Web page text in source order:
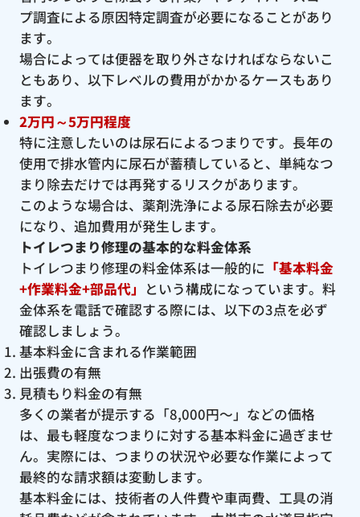
プ調査による原因特定調査が必要になることがあり
ます。
場合によっては便器を取り外さなければならないこ
ともあり、以下レベルの費用がかかるケースもあり
ます。
2万円～5万円程度
特に注意したいのは尿石によるつまりです。長年の
使用で排水管内に尿石が蓄積していると、単純なつ
まり除去だけでは再発するリスクがあります。
このような場合は、薬剤洗浄による尿石除去が必要
になり、追加費用が発生します。
トイレつまり修理の基本的な料金体系
トイレつまり修理の料金体系は一般的に 「基本料金
+作業料金+部品代」 という構成になっています。料
金体系を電話で確認する際には、以下の3点を必ず
確認しましょう。
基本料金に含まれる作業範囲
出張費の有無
見積もり料金の有無
多くの業者が提示する「8,000円〜」などの価格
は、最も軽度なつまりに対する基本料金に過ぎませ
ん。実際には、つまりの状況や必要な作業によって
最終的な請求額は変動します。
基本料金には、技術者の人件費や車両費、工具の消